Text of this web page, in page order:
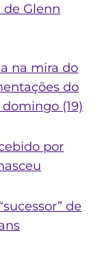
Glenn
na mira do
do
(19)
por
de